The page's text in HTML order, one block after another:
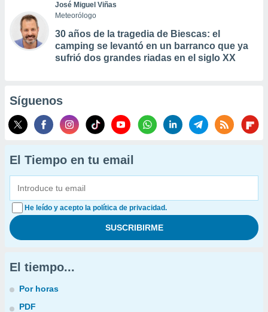
José Miguel Viñas
Meteorólogo
30 años de la tragedia de Biescas: el
camping se levantó en un barranco que ya
sufrió dos grandes riadas en el siglo XX
Síguenos
El Tiempo en tu email
He leído y acepto la política de privacidad.
El tiempo...
Por horas
PDF